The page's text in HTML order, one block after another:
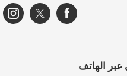
الهاتف